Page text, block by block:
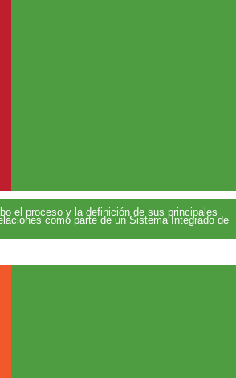
el proceso y la definición de sus principales
como parte de un Sistema Integrado de